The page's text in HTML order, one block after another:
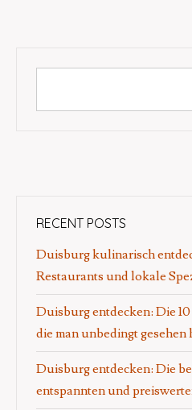
RECENT POSTS
Duisburg kulinarisch
Restaurants und lokale
Duisburg entdecken: Die
die man unbedingt gesehen
Duisburg entdecken: Die
entspannten und